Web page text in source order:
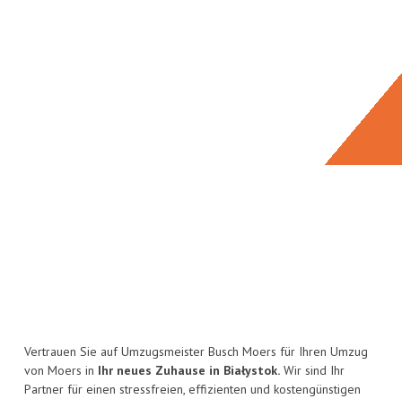
Vertrauen Sie auf Umzugsmeister Busch Moers für Ihren Umzug
von Moers in Ihr neues Zuhause in Białystok. Wir sind Ihr
Partner für einen stressfreien, effizienten und kostengünstigen